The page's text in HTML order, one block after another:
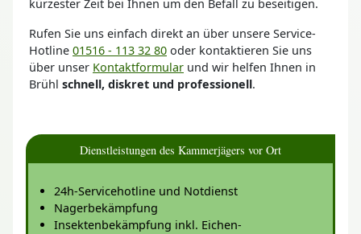
kürzester Zeit bei Ihnen um den Befall zu beseitigen.
Rufen Sie uns einfach direkt an über unsere Service-
Hotline 01516 - 113 32 80 oder kontaktieren Sie uns
über unser Kontaktformular und wir helfen Ihnen in
Brühl schnell, diskret und professionell.
Dienstleistungen des Kammerjägers vor Ort
24h-Servicehotline und Notdienst
Nagerbekämpfung
Insektenbekämpfung inkl. Eichen-